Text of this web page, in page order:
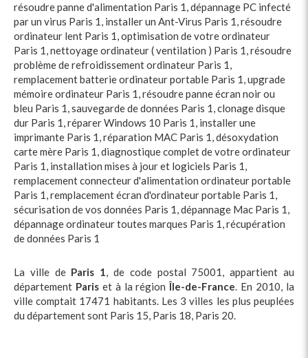
résoudre panne d'alimentation Paris 1,dépannage PC infecté
par un virus Paris 1, installer un Ant-Virus Paris 1,résoudre
ordinateur lent Paris 1,optimisation de votre ordinateur
Paris 1,nettoyage ordinateur ( ventilation ) Paris 1,résoudre
problème de refroidissement ordinateur Paris 1,
remplacement batterie ordinateur portable Paris 1,upgrade
mémoire ordinateur Paris 1,résoudre panne écran noir ou
bleu Paris 1,sauvegarde de données Paris 1,clonage disque
dur Paris 1,réparer Windows 10 Paris 1, installer une
imprimante Paris 1,réparation MAC Paris 1,désoxydation
carte mère Paris 1,diagnostique complet de votre ordinateur
Paris 1, installation mises à jour et logiciels Paris 1,
remplacement connecteur d'alimentation ordinateur portable
Paris 1,remplacement écran d'ordinateur portable Paris 1,
sécurisation de vos données Paris 1,dépannage Mac Paris 1,
dépannage ordinateur toutes marques Paris 1,récupération
de données Paris 1
La ville de Paris 1, de code postal 75001, appartient au
département Pariset à la régionÎle-de-France. En 2010, la
ville comptait 17471 habitants. Les 3 villes les plus peuplées
du département sont Paris 15, Paris 18, Paris 20.